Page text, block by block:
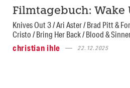
Filmtagebuch: Wake
Knives Out 3 / Ari Aster / Brad Pitt &
Cristo / Bring Her Back / Blood &
christian ihle
22.12.2025